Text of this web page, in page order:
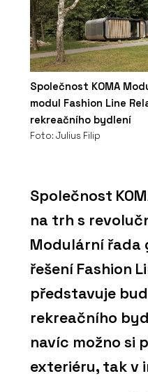
Společnost KOMA
modul Fashion Line
rekreačního bydlení
Foto: Julius Filip
Společnost
na trh s
Modulární řada
řešení Fashion
představuje
rekreačního
navíc možno si
exteriéru, tak v